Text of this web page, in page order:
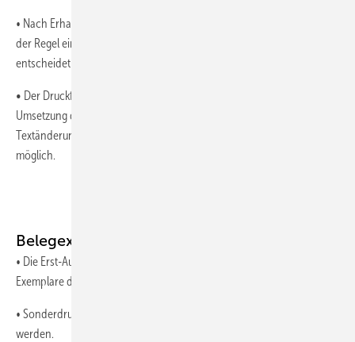
• Nach Erhalt der Druckfahne hat die Erstautorin bzw. der Erstautor in
der Regel eine Woche Zeit zur finalen Freigabe. Bei Verspätungen
entscheidet die Chefredaktion über die Publikation.
• Der Druckfahnenversand dient lediglich zur Prüfung der korrekten
Umsetzung der Inhalte sowie des Layouts in das Printdesign. Größere
Textänderungen sind in diesem Stadium in der Regel nicht mehr
möglich.
Belegexemplare/Sonderdrucke
• Die Erst-Autorinnen/Erst-Autoren erhalten kostenfrei zwei
Exemplare des Heftes.
• Sonderdrucke können auf Wunsch zum Selbstkostenpreis geliefert
werden.